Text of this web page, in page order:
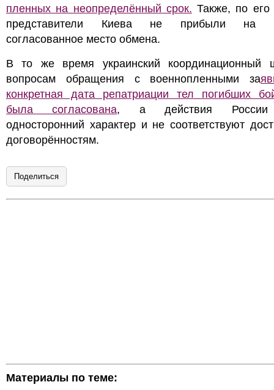
пленных на неопределённый срок. Также, по его
представители Киева не прибыли на
согласованное место обмена.
В то же время украинский координационный
вопросам обращения с военнопленными за
конкретная дата репатриации тел погибших
была согласована, а действия России
односторонний характер и не соответствуют
договорённостям.
Поделиться
Материалы по теме: